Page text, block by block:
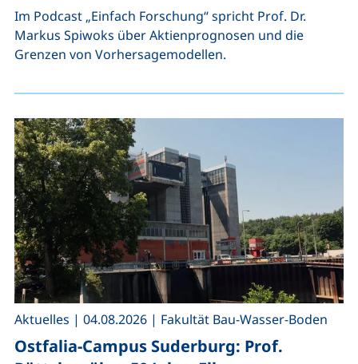
Im Podcast „Einfach Forschung“ spricht Prof. Dr.
Markus Spiwoks über Aktienprognosen und die
Grenzen von Vorhersagemodellen.
Ostfalia-Campus Suderburg: Prof.
Aktuelles | 04.08.2026 | Fakultät Bau-Wasser-Boden